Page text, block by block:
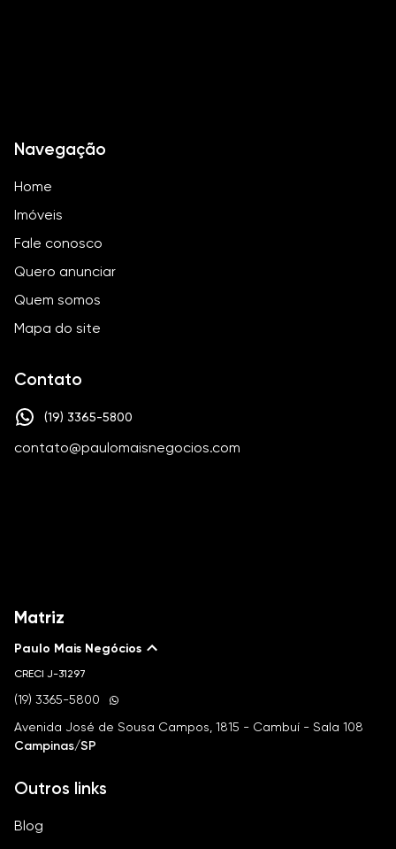
Navegação
Home
Imóveis
Fale conosco
Quero anunciar
Quem somos
Mapa do site
Contato
(19) 3365-5800
contato@paulomaisnegocios.com
Matriz
Paulo Mais Negócios
CRECI J-31297
(19) 3365-5800
Avenida José de Sousa Campos, 1815 - Cambuí - Sala 108
Campinas/SP
Outros links
Blog